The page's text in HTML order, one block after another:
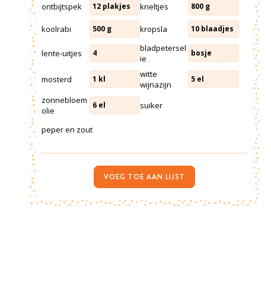
ontbijtspek 12 plakjes krieltjes 800 g
koolrabi 500 g kropsla 10 blaadjes
lente-uitjes 4
bladpetersel
ie
bosje
mosterd 1 kl
witte
wijnazijn
5 el
zonnebloem
olie
6 el suiker
peper en zout
VOEG TOE AAN LIJST